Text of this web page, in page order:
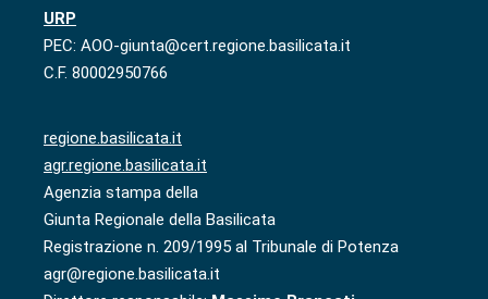
URP
PEC: AOO-giunta@cert.regione.basilicata.it
C.F. 80002950766
regione.basilicata.it
agr.regione.basilicata.it
Agenzia stampa della
Giunta Regionale della Basilicata
Registrazione n. 209/1995 al Tribunale di Potenza
agr@regione.basilicata.it